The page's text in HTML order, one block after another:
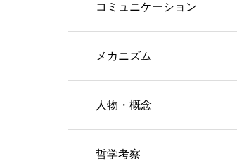
コミュニケーション
メカニズム
人物・概念
哲学考察